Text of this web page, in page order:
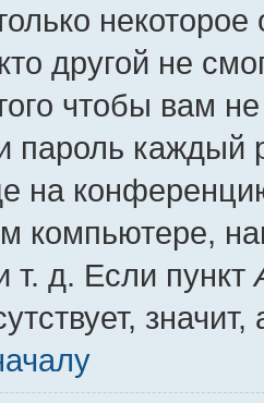
другой не
чтобы вам
пароль
на
компьютере,
т. д. Если пункт